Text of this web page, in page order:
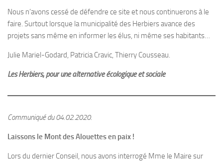
Nous n’avons cessé de défendre ce site et nous continuerons à le
faire. Surtout lorsque la municipalité des Herbiers avance des
projets sans même en informer les élus, ni même ses habitants…
Julie Mariel-Godard, Patricia Cravic, Thierry Cousseau.
Les Herbiers, pour une alternative écologique et sociale
Communiqué du 04.02.2020.
Laissons le Mont des Alouettes en paix !
Lors du dernier Conseil, nous avons interrogé Mme le Maire sur